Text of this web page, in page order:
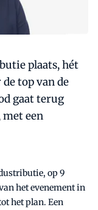
plaats, hét
top van de
gaat terug
met een
op 9
het evenement in
het plan. Een